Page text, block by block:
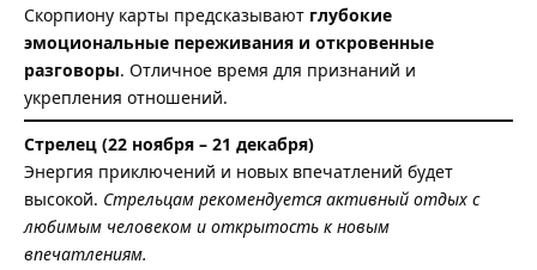
Скорпиону карты предсказывают глубокие
эмоциональные переживания и откровенные
разговоры. Отличное время для признаний и
укрепления отношений.
Стрелец (22 ноября – 21 декабря)
Энергия приключений и новых впечатлений будет
высокой. Стрельцам рекомендуется активный отдых с
любимым человеком и открытость к новым
впечатлениям.